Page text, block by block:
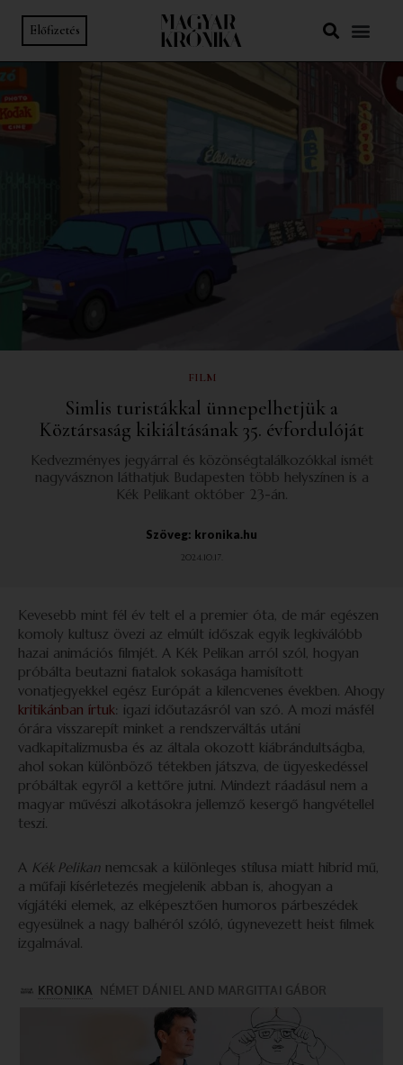
Előfizetés
FILM
Simlis turistákkal ünnepelhetjük a
Köztársaság kikiáltásának 35. évfordulóját
Kedvezményes jegyárral és közönségtalálkozókkal ismét
nagyvásznon láthatjuk Budapesten több helyszínen is a
Kék Pelikant október 23-án.
Szöveg: kronika.hu
2024.10.17.
Kevesebb mint fél év telt el a premier óta, de már egészen
komoly kultusz övezi az elmúlt időszak egyik legkiválóbb
hazai animációs filmjét. A Kék Pelikan arról szól, hogyan
próbálta beutazni fiatalok sokasága hamisított
vonatjegyekkel egész Európát a kilencvenes években. Ahogy
kritikánban írtuk: igazi időutazásról van szó. A mozi másfél
órára visszarepít minket a rendszerváltás utáni
vadkapitalizmusba és az általa okozott kiábrándultságba,
ahol sokan különböző tétekben játszva, de ügyeskedéssel
próbáltak egyről a kettőre jutni. Mindezt ráadásul nem a
magyar művészi alkotásokra jellemző kesergő hangvétellel
teszi.
A Kék Pelikan nemcsak a különleges stílusa miatt hibrid mű,
a műfaji kísérletezés megjelenik abban is, ahogyan a
vígjátéki elemek, az elképesztően humoros párbeszédek
egyesülnek a nagy balhéról szóló, úgynevezett heist filmek
izgalmával.